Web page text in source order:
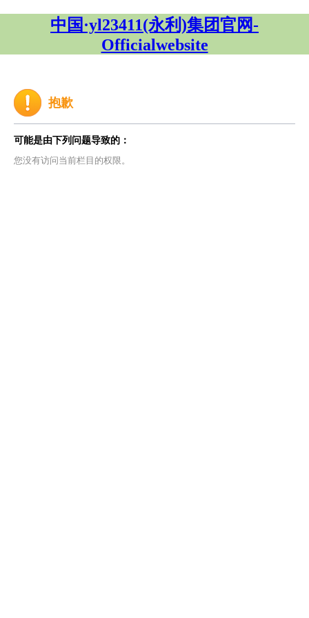
中国·yl23411(永利)集团官网-
Officialwebsite
抱歉
可能是由下列问题导致的：
您没有访问当前栏目的权限。